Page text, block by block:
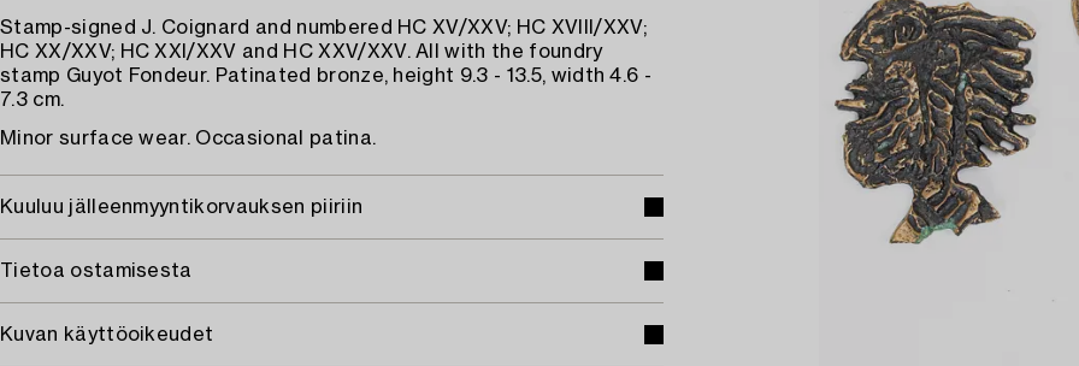
Stamp-signed J. Coignard and numbered HC XV/XXV; HC XVIII/XXV;
HC XX/XXV; HC XXI/XXV and HC XXV/XXV. All with the foundry
stamp Guyot Fondeur. Patinated bronze, height 9.3 - 13.5, width 4.6 -
7.3 cm.
Minor surface wear. Occasional patina.
Kuuluu jälleenmyyntikorvauksen piiriin
Tietoa ostamisesta
Kuvan käyttöoikeudet